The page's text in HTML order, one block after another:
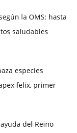
la OMS: hasta
saludables
especies
felix, primer
del Reino